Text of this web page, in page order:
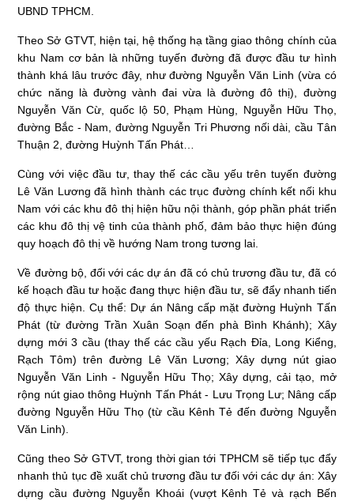
UBND TPHCM.
Theo Sở GTVT, hiện tại, hệ thống hạ tầng giao thông chính của
khu Nam cơ bản là những tuyến đường đã được đầu tư hình
thành khá lâu trước đây, như đường Nguyễn Văn Linh (vừa có
chức năng là đường vành đai vừa là đường đô thị), đường
Nguyễn Văn Cừ, quốc lộ 50, Phạm Hùng, Nguyễn Hữu Thọ,
đường Bắc - Nam, đường Nguyễn Tri Phương nối dài, cầu Tân
Thuận 2, đường Huỳnh Tấn Phát…
Cùng với việc đầu tư, thay thế các cầu yếu trên tuyến đường
Lê Văn Lương đã hình thành các trục đường chính kết nối khu
Nam với các khu đô thị hiện hữu nội thành, góp phần phát triển
các khu đô thị vệ tinh của thành phố, đảm bảo thực hiện đúng
quy hoạch đô thị về hướng Nam trong tương lai.
Về đường bộ, đối với các dự án đã có chủ trương đầu tư, đã có
kế hoạch đầu tư hoặc đang thực hiện đầu tư, sẽ đẩy nhanh tiến
độ thực hiện. Cụ thể: Dự án Nâng cấp mặt đường Huỳnh Tấn
Phát (từ đường Trần Xuân Soạn đến phà Bình Khánh); Xây
dựng mới 3 cầu (thay thế các cầu yếu Rạch Đỉa, Long Kiểng,
Rạch Tôm) trên đường Lê Văn Lương; Xây dựng nút giao
Nguyễn Văn Linh - Nguyễn Hữu Thọ; Xây dựng, cải tạo, mở
rộng nút giao thông Huỳnh Tấn Phát - Lưu Trọng Lư; Nâng cấp
đường Nguyễn Hữu Thọ (từ cầu Kênh Tẻ đến đường Nguyễn
Văn Linh).
Cũng theo Sở GTVT, trong thời gian tới TPHCM sẽ tiếp tục đẩy
nhanh thủ tục đề xuất chủ trương đầu tư đối với các dự án: Xây
dựng cầu đường Nguyễn Khoái (vượt Kênh Tẻ và rạch Bến